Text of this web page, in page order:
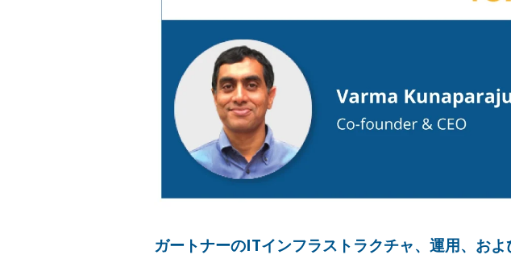
ガートナーのITインフラストラクチャ、運用、お